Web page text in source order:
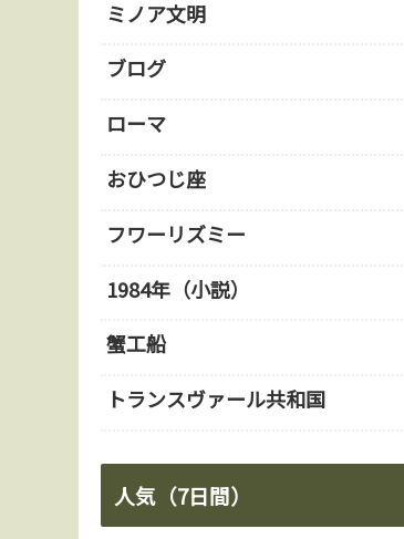
ミノア文明
ブログ
ローマ
おひつじ座
フワーリズミー
1984年（小説）
蟹工船
トランスヴァール共和国
人気（7日間）